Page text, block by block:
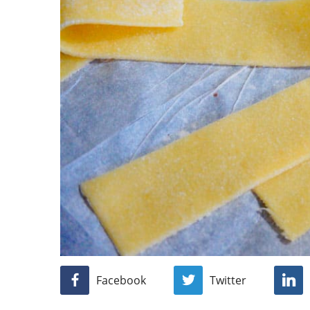
Facebook Twitter